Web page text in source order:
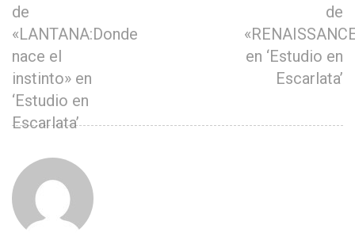
de
«LANTANA:Donde
nace el
instinto» en
‘Estudio en
Escarlata’
de
en ‘Estudio en
Escarlata’